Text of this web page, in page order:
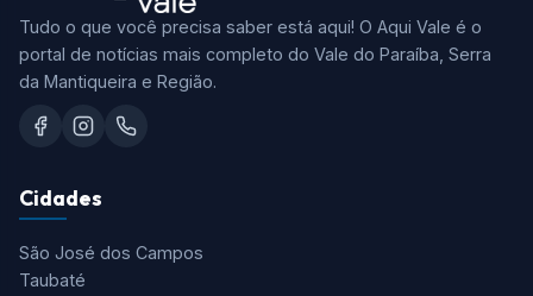
Tudo o que você precisa saber está aqui! O Aqui Vale é o
portal de notícias mais completo do Vale do Paraíba, Serra
da Mantiqueira e Região.
Cidades
São José dos Campos
Taubaté